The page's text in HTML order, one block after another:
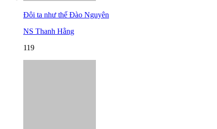
Đôi ta như thể Đào Nguyên
NS Thanh Hằng
119